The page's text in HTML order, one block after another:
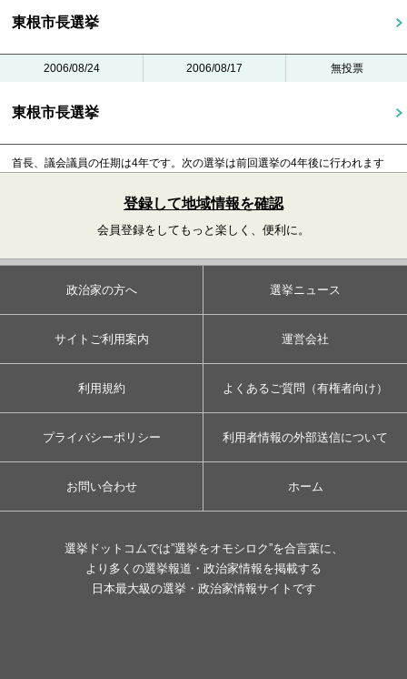
東根市長選挙
2006/08/24 2006/08/17 無投票
東根市長選挙
首長、議会議員の任期は4年です。 次の選挙は前回選挙の4年後に行われます
登録して地域情報を確認
会員登録をしてもっと楽しく、便利に。
政治家の方へ 選挙ニュース
サイトご利用案内 運営会社
利用規約 よくあるご質問（有権者向け）
プライバシーポリシー 利用者情報の外部送信について
お問い合わせ ホーム
選挙ドットコムでは”選挙をオモシロク”を合言葉に、
より多くの選挙報道・政治家情報を掲載する
日本最大級の選挙・政治家情報サイトです